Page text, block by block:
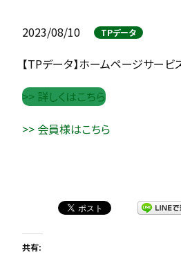
2023/08/10 TPデータ
【TPデータ】ホームページサービ
>> 詳しくはこちら
>> 会員様はこちら
共有: